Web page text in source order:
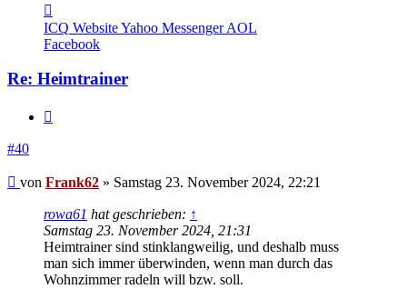
von
Frank62
ICQ WebsiteYahoo Messenger AOL
Facebook
Re: Heimtrainer
#40
Beitrag
von Frank62 » Samstag 23. November 2024, 22:21
rowa61 hat geschrieben: ↑
Samstag 23. November 2024, 21:31
Heimtrainer sind stinklangweilig, und deshalb muss
man sich immer überwinden, wenn man durch das
Wohnzimmer radeln will bzw. soll.